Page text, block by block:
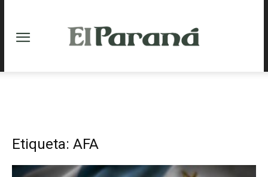
Etiqueta: AFA